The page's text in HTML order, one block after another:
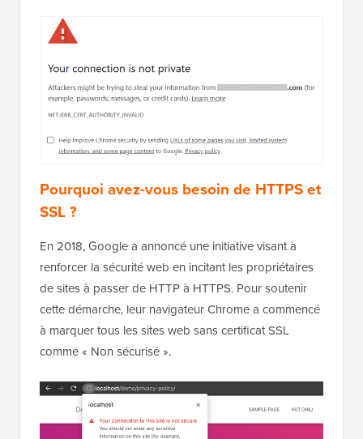
Pourquoi avez-vous besoin de HTTPS et
SSL ?
En 2018, Google a annoncé une initiative visant à
renforcer la sécurité web en incitant les propriétaires
de sites à passer de HTTP à HTTPS. Pour soutenir
cette démarche, leur navigateur Chrome a commencé
à marquer tous les sites web sans certificat SSL
comme « Non sécurisé ».